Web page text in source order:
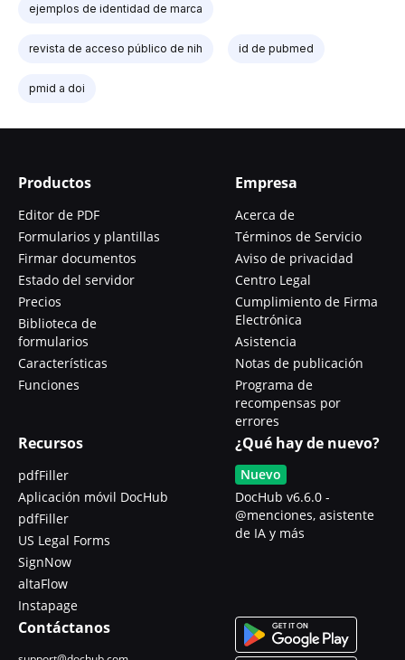
ejemplos de identidad de marca
revista de acceso público de nih id de pubmed
pmid a doi
Productos
Editor de PDF
Formularios y plantillas
Firmar documentos
Estado del servidor
Precios
Biblioteca de
formularios
Características
Funciones
Empresa
Acerca de
Términos de Servicio
Aviso de privacidad
Centro Legal
Cumplimiento de Firma
Electrónica
Asistencia
Notas de publicación
Programa de
recompensas por
errores
Recursos
pdfFiller
Aplicación móvil DocHub
pdfFiller
US Legal Forms
SignNow
altaFlow
Instapage
¿Qué hay de nuevo?
Nuevo
DocHub v6.6.0 -
@menciones, asistente
de IA y más
Contáctanos